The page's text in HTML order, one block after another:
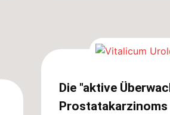
Die "aktive
Prostatakarzinoms